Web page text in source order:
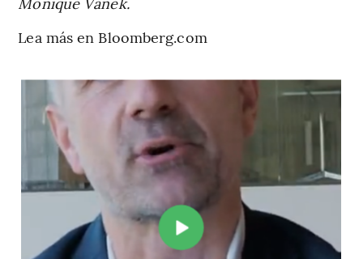
Lea más en Bloomberg.com